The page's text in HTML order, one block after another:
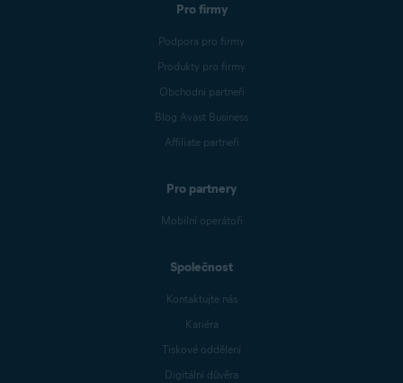
Pro firmy
Podpora pro firmy
Produkty pro firmy
Obchodní partneři
Blog Avast Business
Affiliate partneři
Pro partnery
Mobilní operátoři
Společnost
Kontaktujte nás
Kariéra
Tiskové oddělení
Digitální důvěra